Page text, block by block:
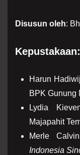
Disusun oleh:
Kepustakaan:
Harun
BPK Gunung
Lydia
Majapahit
Merle
Indonesia